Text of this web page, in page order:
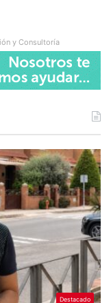
y Consultoría
Destacado